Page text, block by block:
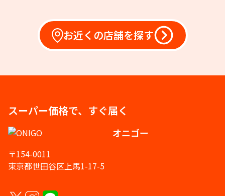
お近くの店舗を探す
スーパー価格で、すぐ届く
オニゴー
〒154-0011
東京都世田谷区上馬1-17-5